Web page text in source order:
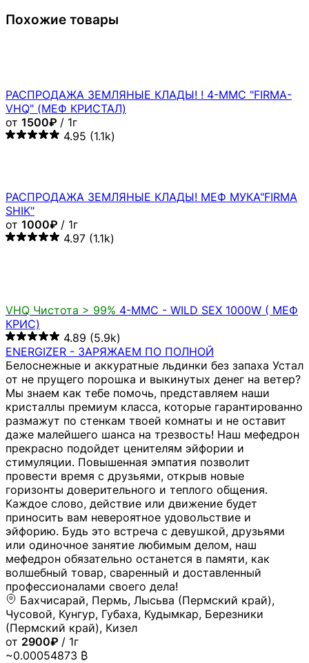
Похожие товары
РАСПРОДАЖА ЗЕМЛЯНЫЕ КЛАДЫ! ! 4-MMC "FIRMA-
VHQ" (МЕФ КРИСТАЛ)
от 1500₽ / 1г
4.95 (1.1k)
РАСПРОДАЖА ЗЕМЛЯНЫЕ КЛАДЫ! МЕФ МУКА"FIRMA
SHIK"
от 1000₽ / 1г
4.97 (1.1k)
VHQ Чистота > 99% 4-MMC - WILD SEX 1000W ( МЕФ
КРИС)
4.89 (5.9k)
ENERGIZER - ЗАРЯЖАЕМ ПО ПОЛНОЙ
Белоснежные и аккуратные льдинки без запаха Устал
от не прущего порошка и выкинутых денег на ветер?
Мы знаем как тебе помочь, представляем наши
кристаллы премиум класса, которые гарантированно
размажут по стенкам твоей комнаты и не оставит
даже малейшего шанса на трезвость! Наш мефедрон
прекрасно подойдет ценителям эйфории и
стимуляции. Повышенная эмпатия позволит
провести время с друзьями, открыв новые
горизонты доверительного и теплого общения.
Каждое слово, действие или движение будет
приносить вам невероятное удовольствие и
эйфорию. Будь это встреча с девушкой, друзьями
или одиночное занятие любимым делом, наш
мефедрон обязательно останется в памяти, как
волшебный товар, сваренный и доставленный
профессионалами своего дела!
Бахчисарай, Пермь, Лысьва (Пермский край),
Чусовой, Кунгур, Губаха, Кудымкар, Березники
(Пермский край), Кизел
от 2900₽ / 1г
~0.00054873 ₿